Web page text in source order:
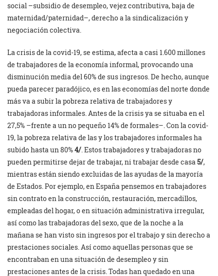
social –subsidio de desempleo, vejez contributiva, baja de
maternidad/paternidad–, derecho a la sindicalización y
negociación colectiva.
La crisis de la covid-19, se estima, afecta a casi 1.600 millones
de trabajadores de la economía informal, provocando una
disminución media del 60% de sus ingresos. De hecho, aunque
pueda parecer paradójico, es en las economías del norte donde
más va a subir la pobreza relativa de trabajadores y
trabajadoras informales. Antes de la crisis ya se situaba en el
27,5% –frente a un no pequeño 14% de formales–. Con la covid-
19, la pobreza relativa de las y los trabajadores informales ha
subido hasta un 80%4/ . Estos trabajadores y trabajadoras no
pueden permitirse dejar de trabajar, ni trabajar desde casa 5/,
mientras están siendo excluidas de las ayudas de la mayoría
de Estados. Por ejemplo, en España pensemos en trabajadores
sin contrato en la construcción, restauración, mercadillos,
empleadas del hogar, o en situación administrativa irregular,
así como las trabajadoras del sexo, que de la noche a la
mañana se han visto sin ingresos por el trabajo y sin derecho a
prestaciones sociales. Así como aquellas personas que se
encontraban en una situación de desempleo y sin
prestaciones antes de la crisis. Todas han quedado en una